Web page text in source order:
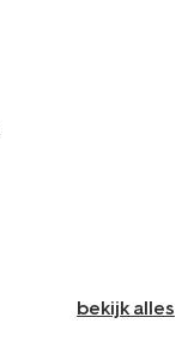
bekijk alles